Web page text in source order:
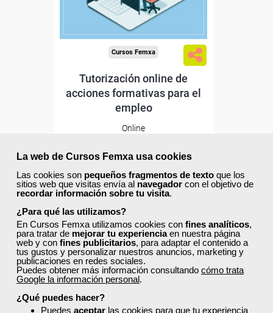
La web de Cursos Femxa usa cookies
Las cookies son pequeños fragmentos de texto que los
sitios web que visitas envía al navegador con el objetivo de
recordar información sobre tu visita.
¿Para qué las utilizamos?
En Cursos Femxa utilizamos cookies con fines analíticos,
para tratar de mejorar tu experienciaen nuestra página
web y con fines publicitarios, para adaptar el contenido a
tus gustos y personalizar nuestros anuncios, marketing y
publicaciones en redes sociales.
Puedes obtener más información consultando cómo trata
Google la información personal.
¿Qué puedes hacer?
Puedes aceptar las cookies para que tu experiencia
Compra segura
Cursos Femxa
Tutorización online de
acciones formativas para el
empleo
Online
195,00 €
117,00 €
Comprar
20
Descuentos especiales